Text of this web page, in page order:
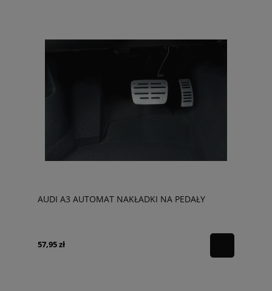
AUDI A3 AUTOMAT NAKŁADKI NA PEDAŁY
57,95 zł